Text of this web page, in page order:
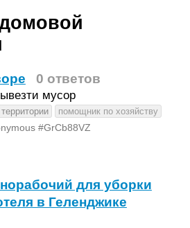
0 ответов
мусор
помощник по хозяйству
#GrCb88VZ
для уборки
в Геленджике